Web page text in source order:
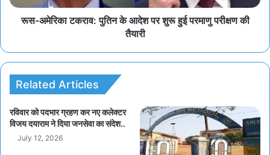
रूस-अमेरिका टकराव: पुतिन के आदेश पर शुरू हुई परमाणु परीक्षण की
तैयारी
Related Articles
रविवार को पदभार ग्रहण कर नए कलेक्टर
विजय दयाराम ने दिया जनसेवा का संदेश..
July 12, 2026